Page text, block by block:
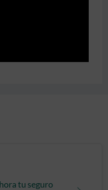
tu seguro